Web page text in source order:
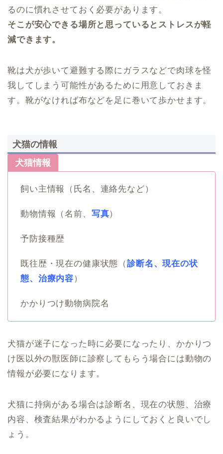
るのに慣れさせておく必要があります。
そこが安心できる場所と思っているとストレスが軽
減できます。
靴は犬が歩いて避難する際にガラスなどで肉球を怪
我してしまう可能性があるために用意しておきま
す。靴がなければ布などを足に巻いて歩かせます。
犬猫の情報
犬猫情報
飼い主情報（氏名、連絡先など）
動物情報（名前、 写真）
予防接種歴
既往歴・現在の健康状態（診断名、現在の状
態、治療内容）
かかりつけ動物病院名
犬猫が迷子になった時に必要になったり、かかりつ
け医以外の獣医師に診察してもらう場合には動物の
情報が必要になります。
犬猫に持病がある場合は診断名、現在の状態、治療
内容、検査結果がわかるようにしておくと良いでし
ょう。